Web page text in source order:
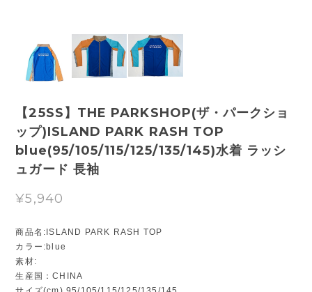
【25SS】THE PARKSHOP(ザ・パークショ
ップ)ISLAND PARK RASH TOP
blue(95/105/115/125/135/145)水着 ラッシ
ュガード 長袖
¥5,940
商品名:ISLAND PARK RASH TOP
カラー:blue
素材:
生産国：CHINA